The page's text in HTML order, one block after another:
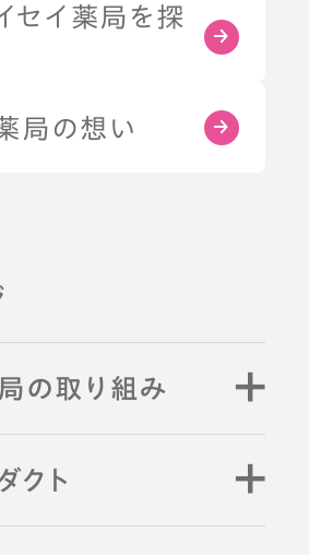
セイ薬局を探
局の想い
の取り組み
クト